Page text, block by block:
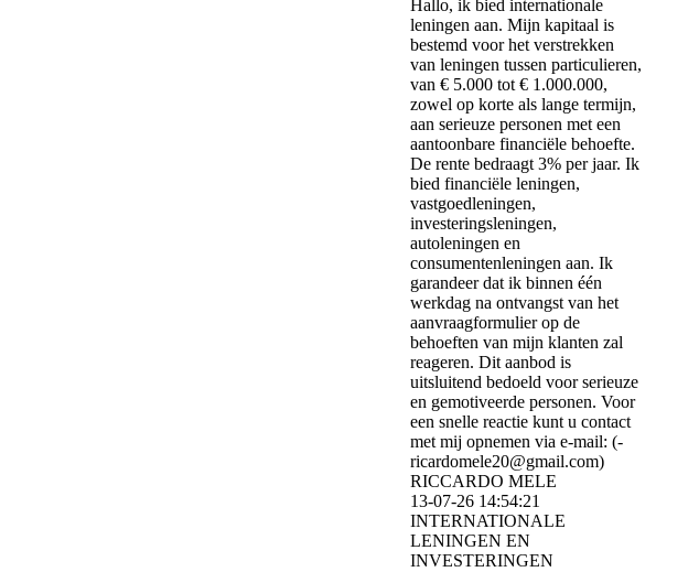
Hallo, ik bied internationale
leningen aan. Mijn kapitaal is
bestemd voor het verstrekken
van leningen tussen particulieren,
van € 5.000 tot € 1.000.000,
zowel op korte als lange termijn,
aan serieuze personen met een
aantoonbare financiële behoefte.
De rente bedraagt ​​3% per jaar. Ik
bied financiële leningen,
vastgoedleningen,
investeringsleningen,
autoleningen en
consumentenleningen aan. Ik
garandeer dat ik binnen één
werkdag na ontvangst van het
aanvraagformulier op de
behoeften van mijn klanten zal
reageren. Dit aanbod is
uitsluitend bedoeld voor serieuze
en gemotiveerde personen. Voor
een snelle reactie kunt u contact
met mij opnemen via e-mail: (­
ricardomele20@­gmail.­com)­
RICCARDO MELE
13-07-26 14:54:21
INTERNATIONALE
LENINGEN EN
INVESTERINGEN